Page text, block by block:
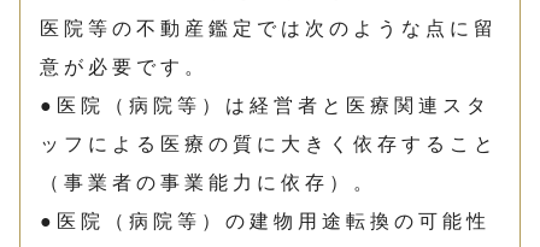
医院等の不動産鑑定では次のような点に留
意が必要です。
●医院（病院等）は経営者と医療関連スタ
ッフによる医療の質に大きく依存すること
（事業者の事業能力に依存）。
●医院（病院等）の建物用途転換の可能性